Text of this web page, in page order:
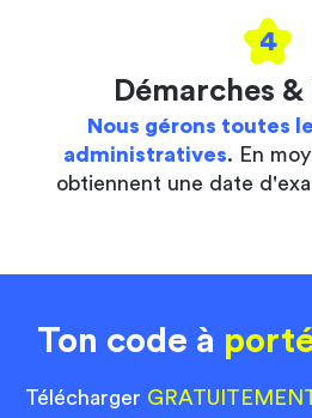
4
Démarches &
Nous gérons toutes
administratives. En
obtiennent une date
Ton code à
Télécharger